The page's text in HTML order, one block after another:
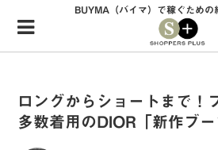
Menu
HOME
34歳独身OLバイマ実践記
BUYMA（バイマ）で稼ぐための
ロングからショートまで！
多数着用のDIOR「新作ブ